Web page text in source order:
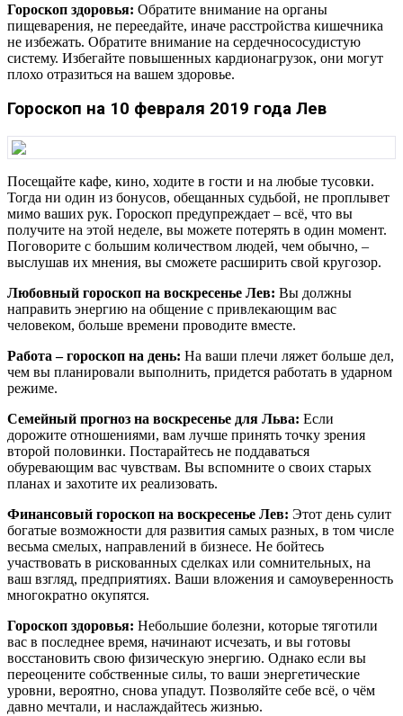
Гороскоп здоровья: Обратите внимание на органы
пищеварения, не переедайте, иначе расстройства кишечника
не избежать. Обратите внимание на сердечнососудистую
систему. Избегайте повышенных кардионагрузок, они могут
плохо отразиться на вашем здоровье.
Гороскоп на 10 февраля 2019 года Лев
Посещайте кафе, кино, ходите в гости и на любые тусовки.
Тогда ни один из бонусов, обещанных судьбой, не проплывет
мимо ваших рук. Гороскоп предупреждает – всё, что вы
получите на этой неделе, вы можете потерять в один момент.
Поговорите с большим количеством людей, чем обычно, –
выслушав их мнения, вы сможете расширить свой кругозор.
Любовный гороскоп на воскресенье Лев: Вы должны
направить энергию на общение с привлекающим вас
человеком, больше времени проводите вместе.
Работа – гороскоп на день: На ваши плечи ляжет больше дел,
чем вы планировали выполнить, придется работать в ударном
режиме.
Семейный прогноз на воскресенье для Льва: Если
дорожите отношениями, вам лучше принять точку зрения
второй половинки. Постарайтесь не поддаваться
обуревающим вас чувствам. Вы вспомните о своих старых
планах и захотите их реализовать.
Финансовый гороскоп на воскресенье Лев: Этот день сулит
богатые возможности для развития самых разных, в том числе
весьма смелых, направлений в бизнесе. Не бойтесь
участвовать в рискованных сделках или сомнительных, на
ваш взгляд, предприятиях. Ваши вложения и самоуверенность
многократно окупятся.
Гороскоп здоровья: Небольшие болезни, которые тяготили
вас в последнее время, начинают исчезать, и вы готовы
восстановить свою физическую энергию. Однако если вы
переоцените собственные силы, то ваши энергетические
уровни, вероятно, снова упадут. Позволяйте себе всё, о чём
давно мечтали, и наслаждайтесь жизнью.